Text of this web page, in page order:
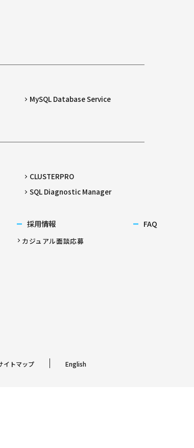
MySQL Database Service
CLUSTERPRO
SQL Diagnostic Manager
採用情報
カジュアル面談応募
FAQ
イトマップ English